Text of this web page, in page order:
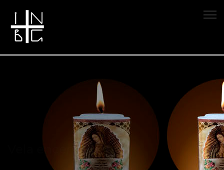
Vela encendida